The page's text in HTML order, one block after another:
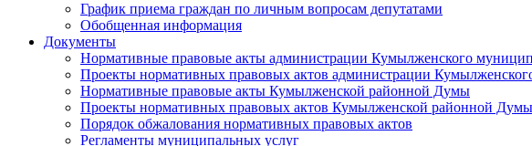
График приема граждан по личным вопросам депутатами
Обобщенная информация
Документы
Нормативные правовые акты администрации Кумылженского
Проекты нормативных правовых актов администрации
Нормативные правовые акты Кумылженской районной Думы
Проекты нормативных правовых актов Кумылженской районной Думы
Порядок обжалования нормативных правовых актов
Регламенты муниципальных услуг